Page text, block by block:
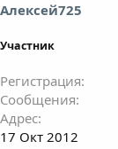
Алексей725
Участник
Регистрация
Сообщения
Адрес
17 Окт 2012